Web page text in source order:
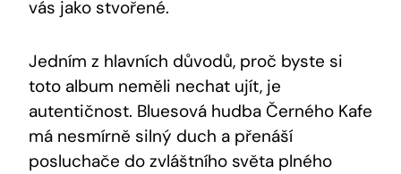
vás jako stvořené.
Jedním z hlavních důvodů, proč byste si
toto album neměli nechat ujít, je
autentičnost. Bluesová hudba Černého Kafe
má nesmírně silný duch a přenáší
posluchače do zvláštního světa plného